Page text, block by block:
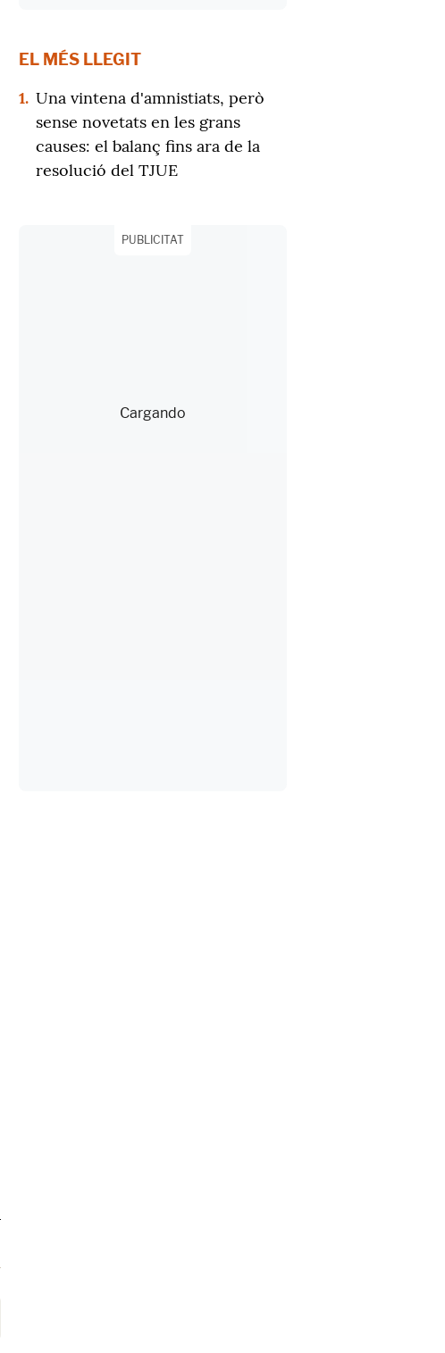
EL MÉS LLEGIT
1. Una vintena d'amnistiats, però
sense novetats en les grans
causes: el balanç fins ara de la
resolució del TJUE
PUBLICITAT